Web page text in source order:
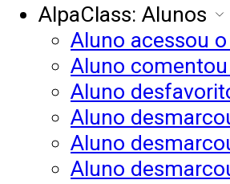
AlpaClass: Alunos
Aluno acessou
Aluno
Aluno
Aluno
Aluno
Aluno